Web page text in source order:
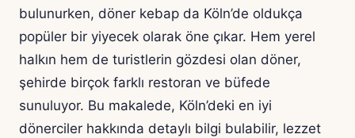
bulunurken, döner kebap da Köln’de oldukça
popüler bir yiyecek olarak öne çıkar. Hem yerel
halkın hem de turistlerin gözdesi olan döner,
şehirde birçok farklı restoran ve büfede
sunuluyor. Bu makalede, Köln’deki en iyi
dönerciler hakkında detaylı bilgi bulabilir, lezzet